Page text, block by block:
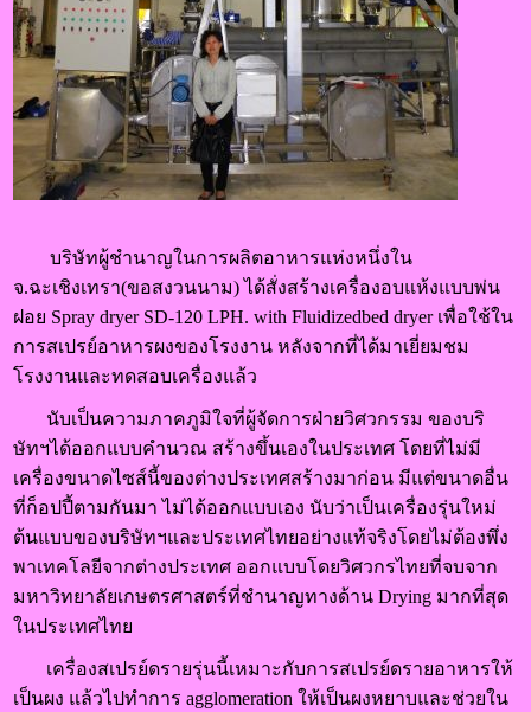
บริษัทผู้ชำนาญในการผลิตอาหารแห่งหนึ่งใน
จ.ฉะเชิงเทรา(ขอสงวนนาม) ได้สั่งสร้างเครื่องอบแห้งแบบพ่น
ฝอย Spray dryer SD-120 LPH. with Fluidizedbed dryer เพื่อใช้ใน
การสเปรย์อาหารผงของโรงงาน หลังจากที่ได้มาเยี่ยมชม
โรงงานและทดสอบเครื่องแล้ว
นับเป็นความภาคภูมิใจที่ผู้จัดการฝ่ายวิศวกรรม ของบริ
ษัทฯได้ออกแบบคำนวณ สร้างขึ้นเองในประเทศ โดยที่ไม่มี
เครื่องขนาดไซส์นี้ของต่างประเทศสร้างมาก่อน มีแต่ขนาดอื่น
ที่ก็อปปี้ตามกันมา ไม่ได้ออกแบบเอง นับว่าเป็นเครื่องรุ่นใหม่
ต้นแบบของบริษัทฯและประเทศไทยอย่างแท้จริงโดยไม่ต้องพึ่ง
พาเทคโลยีจากต่างประเทศ ออกแบบโดยวิศวกรไทยที่จบจาก
มหาวิทยาลัยเกษตรศาสตร์ที่ชำนาญทางด้าน Drying มากที่สุด
ในประเทศไทย
เครื่องสเปรย์ดรายรุ่นนี้เหมาะกับการสเปรย์ดรายอาหารให้
เป็นผง แล้วไปทำการ agglomeration ให้เป็นผงหยาบและช่วยใน